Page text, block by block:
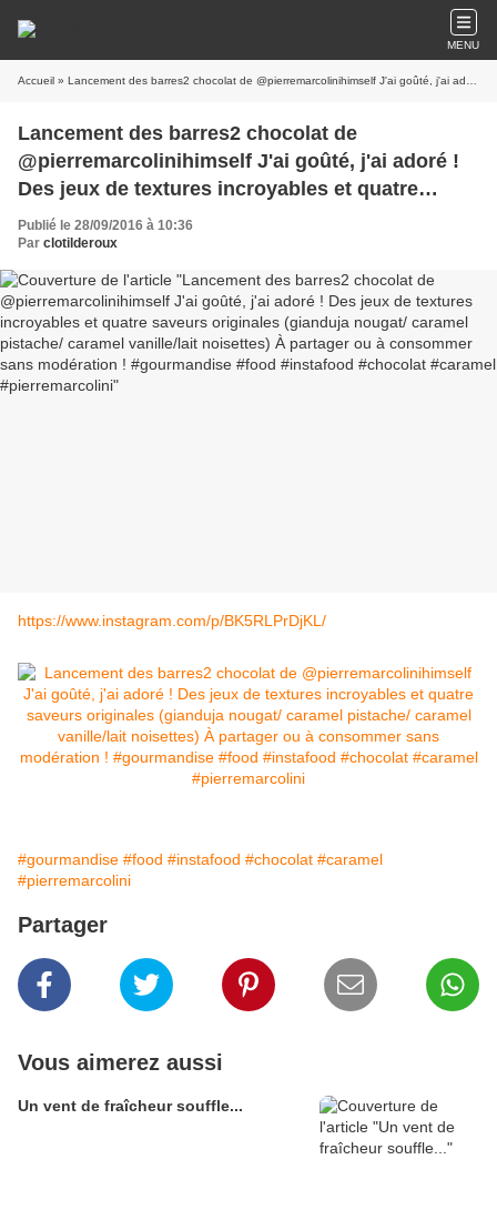
MENU
Accueil » Lancement des barres2 chocolat de @pierremarcolinihimself J'ai goûté, j'ai adoré ! Des jeux de textures incroyables et quatre saveurs originales (gianduja nougat/ caramel pistache/ caramel vanille/lait noisettes) À partager ou à consommer sans modération ! #gourmandise #food #instafood #chocolat #caramel #pierremarcolini
Lancement des barres2 chocolat de
@pierremarcolinihimself J'ai goûté, j'ai adoré !
Des jeux de textures incroyables et quatre
saveurs originales (gianduja nougat/ caramel
pistache/ caramel vanille/lait noisettes) À
partager ou à consommer sans modération !
#gourmandise #food #instafood #chocolat
#caramel #pierremarcolini
Publié le 28/09/2016 à 10:36
Par clotilderoux
https://www.instagram.com/p/BK5RLPrDjKL/
#gourmandise #food #instafood #chocolat #caramel
#pierremarcolini
Partager
Vous aimerez aussi
Un vent de fraîcheur souffle...